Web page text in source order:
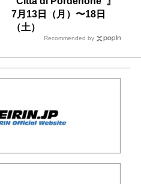
7月13日（月）〜18日
（土）
Recommended by